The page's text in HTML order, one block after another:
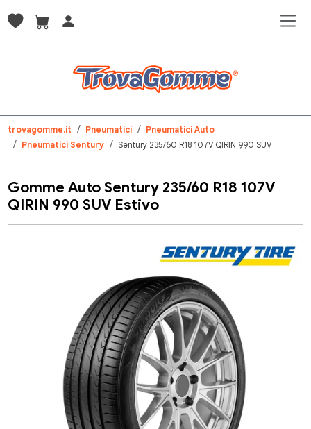
trovagomme.it Pneumatici
Pneumatici Auto
Pneumatici Sentury
Sentury 235/60 R18 107V QIRIN 990 SUV
Gomme Auto Sentury 235/60 R18 107V
QIRIN 990 SUV Estivo